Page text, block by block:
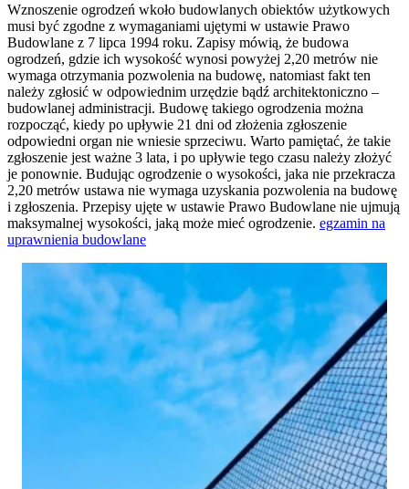
Wznoszenie ogrodzeń wkoło budowlanych obiektów użytkowych
musi być zgodne z wymaganiami ujętymi w ustawie Prawo
Budowlane z 7 lipca 1994 roku. Zapisy mówią, że budowa
ogrodzeń, gdzie ich wysokość wynosi powyżej 2,20 metrów nie
wymaga otrzymania pozwolenia na budowę, natomiast fakt ten
należy zgłosić w odpowiednim urzędzie bądź architektoniczno –
budowlanej administracji. Budowę takiego ogrodzenia można
rozpocząć, kiedy po upływie 21 dni od złożenia zgłoszenie
odpowiedni organ nie wniesie sprzeciwu. Warto pamiętać, że takie
zgłoszenie jest ważne 3 lata, i po upływie tego czasu należy złożyć
je ponownie. Budując ogrodzenie o wysokości, jaka nie przekracza
2,20 metrów ustawa nie wymaga uzyskania pozwolenia na budowę
i zgłoszenia. Przepisy ujęte w ustawie Prawo Budowlane nie ujmują
maksymalnej wysokości, jaką może mieć ogrodzenie. egzamin na
uprawnienia budowlane